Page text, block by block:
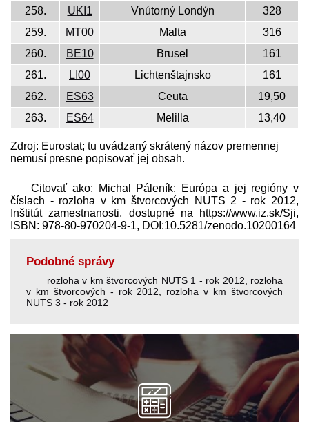
258. UKI1 Vnútorný Londýn
328
259.
MT00 Malta
316
260.
BE10 Brusel
161
261.
LI00 Lichtenštajnsko
161
262.
ES63 Ceuta
19,50
263.
ES64 Melilla 13,40
Zdroj: Eurostat; tu uvádzaný skrátený názov premennej
nemusí presne popisovať jej obsah.
Citovať ako: Michal Páleník: Európa a jej regióny v
číslach - rozloha v km štvorcových NUTS 2 - rok 2012,
Inštitút zamestnanosti, dostupné na https://www.iz.sk/​Sji,
ISBN: 978-80-970204-9-1, DOI:10.5281/zenodo.10200164
Podobné správy
rozloha v km štvorcových NUTS 1 - rok 2012
rozloha
v km štvorcových - rok 2012
rozloha v km štvorcových
NUTS 3 - rok 2012